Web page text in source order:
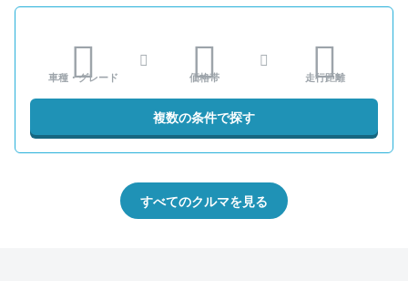
車種・グレード 価格帯 走行距離
複数の条件で探す
すべてのクルマを見る